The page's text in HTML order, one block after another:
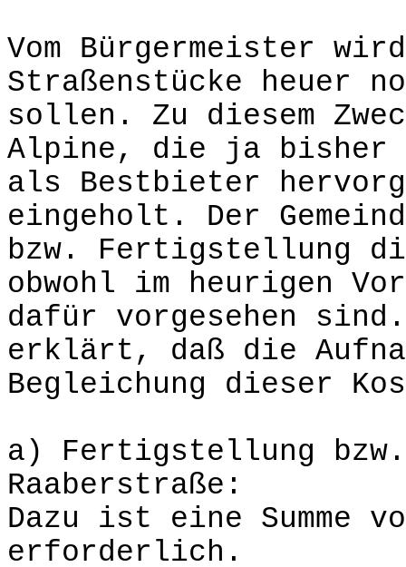
Vom Bürgermeister
Straßenstücke heuer
sollen. Zu diesem
Alpine, die ja bisher
als Bestbieter
eingeholt. Der
bzw. Fertigstellung
obwohl im heurigen
dafür vorgesehen
erklärt, daß die
Begleichung dieser
a) Fertigstellung bzw.
Raaberstraße:
Dazu ist eine Summe
erforderlich.